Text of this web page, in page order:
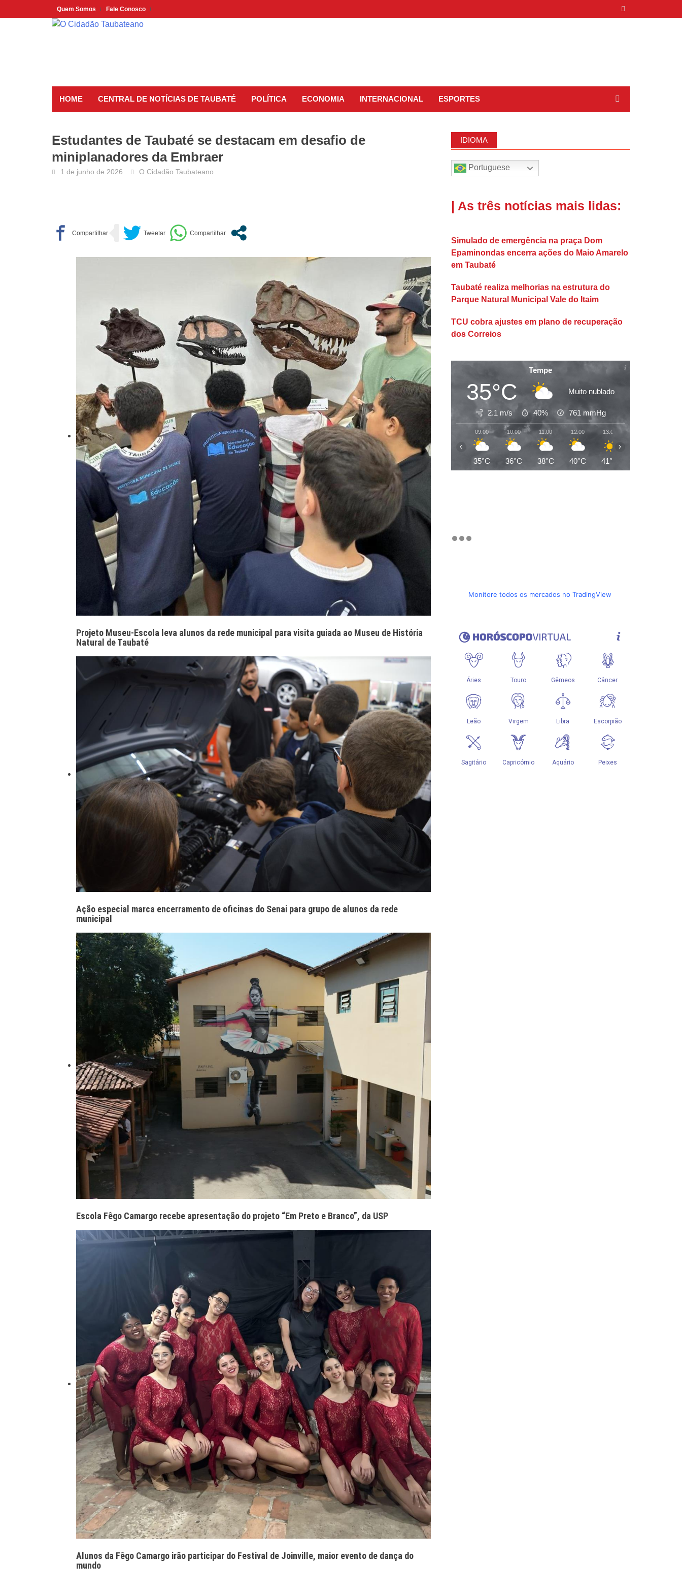
to
Quem Somos Fale Conosco
HOME CENTRAL DE NOTÍCIAS DE TAUBATÉ POLÍTICA ECONOMIA INTERNACIONAL ESPORTES
Estudantes de Taubaté se destacam em desafio de
miniplanadores da Embraer
1 de junho de 2026 O Cidadão Taubateano
Projeto Museu-Escola leva alunos da rede municipal para visita guiada ao Museu de História
Natural de Taubaté
Ação especial marca encerramento de oficinas do Senai para grupo de alunos da rede
municipal
Escola Fêgo Camargo recebe apresentação do projeto “Em Preto e Branco”, da USP
Alunos da Fêgo Camargo irão participar do Festival de Joinville, maior evento de dança do
mundo
IDIOMA
Portuguese
| As três notícias mais lidas:
Simulado de emergência na praça Dom
Epaminondas encerra ações do Maio Amarelo
em Taubaté
Taubaté realiza melhorias na estrutura do
Parque Natural Municipal Vale do Itaim
TCU cobra ajustes em plano de recuperação
dos Correios
Tempe
35°C Muito nublado
2.1 m/s 40% 761 mmHg
09:00
35°C
10:00
36°C
11:00
38°C
12:00
40°C
13:00
41°C
‹ ›
Monitore todos os mercados no TradingView